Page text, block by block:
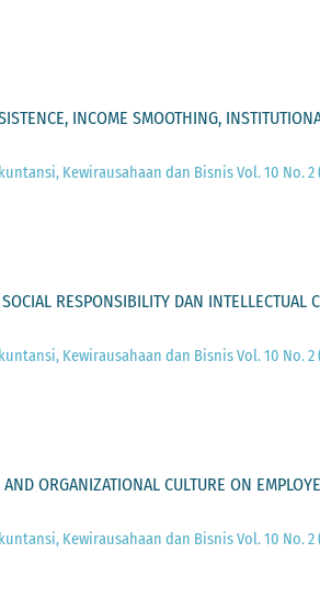
INCOME SMOOTHING,
Kewirausahaan dan Bisnis Vol. 10 No. 2
RESPONSIBILITY DAN INTELLECTUAL
Kewirausahaan dan Bisnis Vol. 10 No. 2
ORGANIZATIONAL CULTURE ON
Kewirausahaan dan Bisnis Vol. 10 No. 2